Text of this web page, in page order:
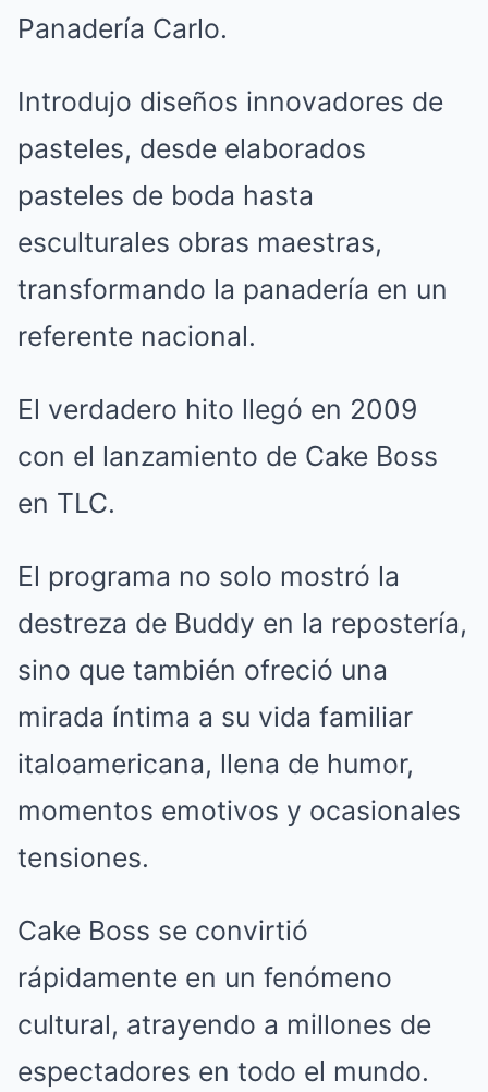
Panadería Carlo.
Introdujo diseños innovadores de
pasteles, desde elaborados
pasteles de boda hasta
esculturales obras maestras,
transformando la panadería en un
referente nacional.
El verdadero hito llegó en 2009
con el lanzamiento de Cake Boss
en TLC.
El programa no solo mostró la
destreza de Buddy en la repostería,
sino que también ofreció una
mirada íntima a su vida familiar
italoamericana, llena de humor,
momentos emotivos y ocasionales
tensiones.
Cake Boss se convirtió
rápidamente en un fenómeno
cultural, atrayendo a millones de
espectadores en todo el mundo.